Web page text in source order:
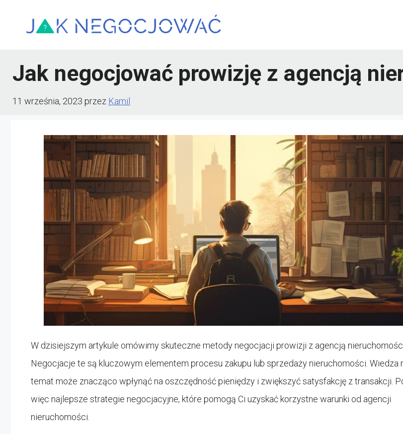
Jak negocjować prowizję z agencją
11 września, 2023 przez Kamil
W dzisiejszym artykule omówimy skuteczne metody negocjacji prowizji z agencją
Negocjacje te są kluczowym elementem procesu zakupu lub sprzedaży nieruchomości. Wiedza
temat może znacząco wpłynąć na oszczędność pieniędzy i zwiększyć satysfakcję z transakcji.
więc najlepsze strategie negocjacyjne, które pomogą Ci uzyskać korzystne warunki od agencji
nieruchomości.